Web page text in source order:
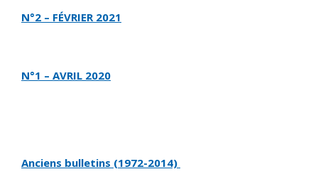
N°2 – FÉVRIER 2021
N°1 – AVRIL 2020
Anciens bulletins (1972-2014)